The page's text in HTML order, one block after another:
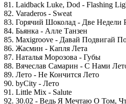
81. Laidback Luke, Dod - Flashing
82. Varaderos - Sweat
83. Горячий Шоколад - Две Недели
84. Бьянка - Алле Танзен
85. Maxigroove - Давай Подвигай
86. Жасмин - Капля Лета
87. Наталья Морозова - Губы
88. Вячеслав Самарин - С Нами
89. Лето - Не Кончится Лето
90. byCity - Лето
91. Little Mix - Salute
92. 30.02 - Ведь Я Мечтаю О Том,